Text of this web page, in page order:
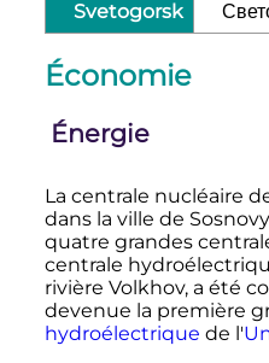
Svetogorsk
Économie
Énergie
La centrale nucléaire
dans la ville de
quatre grandes
centrale
rivière Volkhov, a été
devenue la première
hydroélectrique de l'